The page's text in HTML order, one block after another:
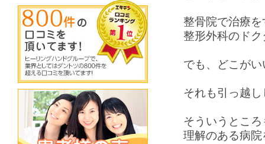
整骨院で治療
整形外科のド
でも、どこが
それも引っ越
そういうとこ
理解のある病